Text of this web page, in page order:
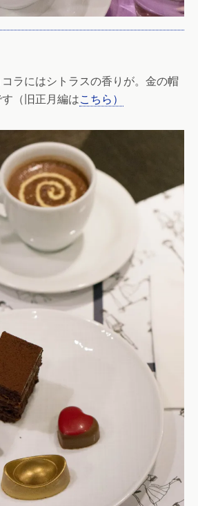
ラにはシトラスの香りが。金の帽
（旧正月編はこちら）